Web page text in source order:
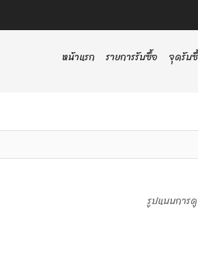
หน้าแรก รายการรับซื้อ จุดรับ
รูปแบบการ